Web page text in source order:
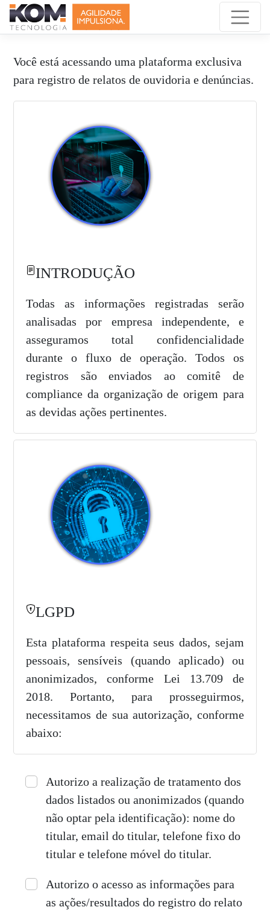
Você está acessando uma plataforma exclusiva
para registro de relatos de ouvidoria e denúncias.
INTRODUÇÃO
Todas as informações registradas serão
analisadas por empresa independente, e
asseguramos total confidencialidade
durante o fluxo de operação. Todos os
registros são enviados ao comitê de
compliance da organização de origem para
as devidas ações pertinentes.
LGPD
Esta plataforma respeita seus dados, sejam
pessoais, sensíveis (quando aplicado) ou
anonimizados, conforme Lei 13.709 de
2018. Portanto, para prosseguirmos,
necessitamos de sua autorização, conforme
abaixo:
Autorizo a realização de tratamento dos
dados listados ou anonimizados (quando
não optar pela identificação): nome do
titular, email do titular, telefone fixo do
titular e telefone móvel do titular.
Autorizo o acesso as informações para
as ações/resultados do registro do relato